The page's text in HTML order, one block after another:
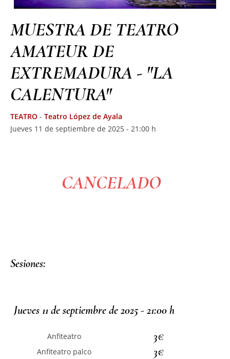
MUESTRA DE TEATRO
AMATEUR DE
EXTREMADURA - "LA
CALENTURA"
TEATRO - Teatro López de Ayala
Jueves 11 de septiembre de 2025 - 21:00 h
CANCELADO
Sesiones:
Jueves 11 de septiembre de 2025 - 21:00 h
Anfiteatro 3€
Anfiteatro palco 3€